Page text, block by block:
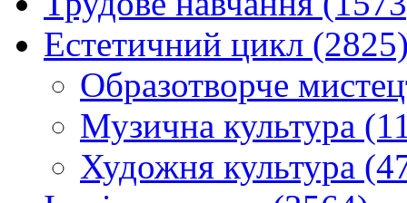
Естетичний цикл
Образотворче
Музична культура
Художня культура